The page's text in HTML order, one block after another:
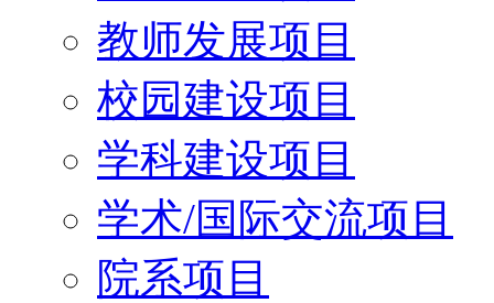
教师发展项目
校园建设项目
学科建设项目
学术/国际交流项目
院系项目